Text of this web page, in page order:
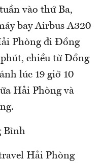
vào thứ Ba,
bay Airbus A320
Phòng đi Đồng
chiều từ Đồng
lúc 19 giờ 10
Hải Phòng và
Bình
Hải Phòng